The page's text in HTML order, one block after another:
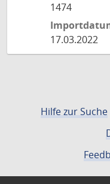
1474
17.03.2022
Hilfe zur Suche